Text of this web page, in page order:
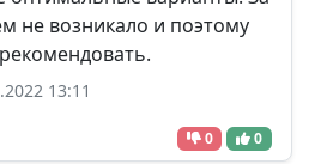
не возникало и поэтому
13:11
0 0